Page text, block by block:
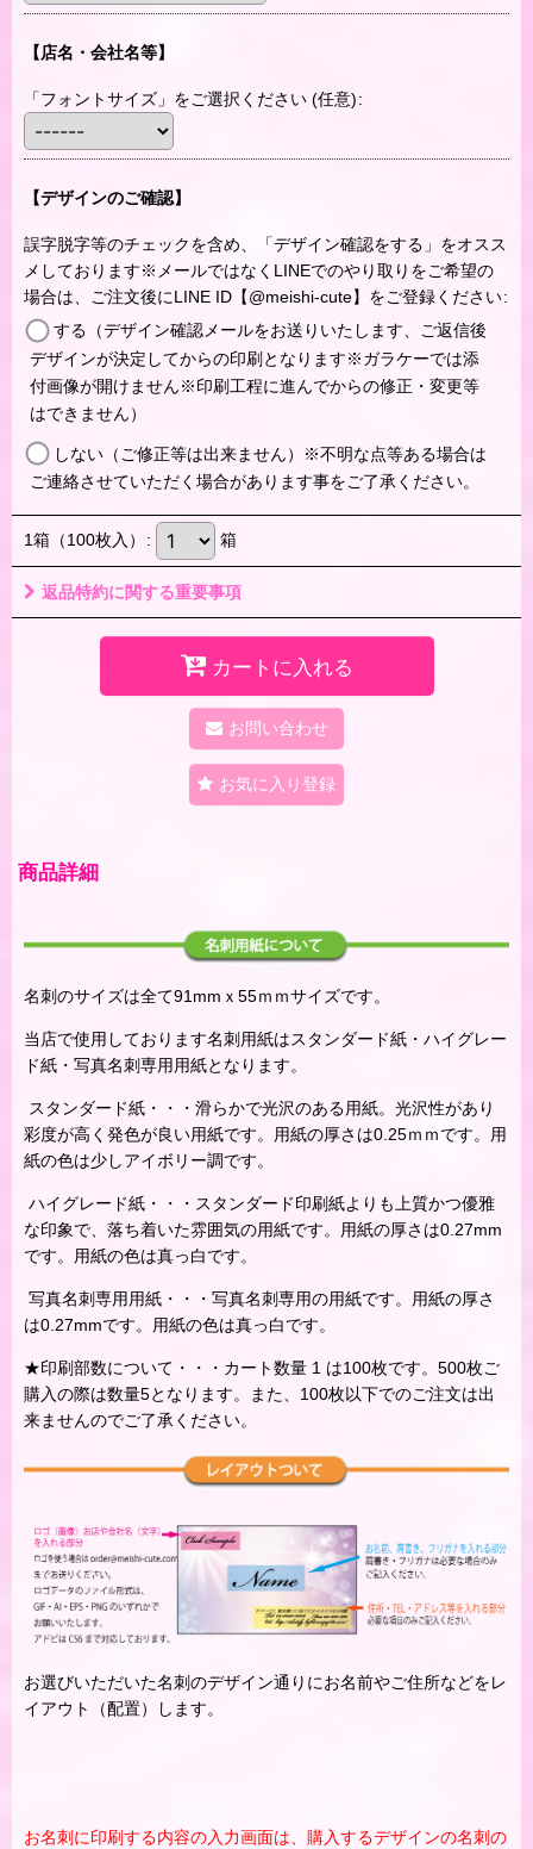
【店名・会社名等】
「フォントサイズ」をご選択ください (任意):
【デザインのご確認】
誤字脱字等のチェックを含め、「デザイン確認をする」をオスス
メしております※メールではなくLINEでのやり取りをご希望の
場合は、ご注文後にLINE ID【@meishi-cute】をご登録ください:
する（デザイン確認メールをお送りいたします、ご返信後
デザインが決定してからの印刷となります※ガラケーでは添
付画像が開けません※印刷工程に進んでからの修正・変更等
はできません）
しない（ご修正等は出来ません）※不明な点等ある場合は
ご連絡させていただく場合があります事をご了承ください。
1箱（100枚入） : 箱
返品特約に関する重要事項
カートに入れる
お問い合わせ
お気に入り登録
商品詳細
名刺のサイズは全て91mmｘ55ｍｍサイズです。
当店で使用しております名刺用紙はスタンダード紙・ハイグレー
ド紙・写真名刺専用用紙となります。
スタンダード紙・・・滑らかで光沢のある用紙。光沢性があり
彩度が高く発色が良い用紙です。用紙の厚さは0.25ｍｍです。用
紙の色は少しアイボリー調です。
ハイグレード紙・・・スタンダード印刷紙よりも上質かつ優雅
な印象で、落ち着いた雰囲気の用紙です。用紙の厚さは0.27mm
です。用紙の色は真っ白です。
写真名刺専用用紙・・・写真名刺専用の用紙です。用紙の厚さ
は0.27mmです。用紙の色は真っ白です。
★印刷部数について・・・カート数量 1 は100枚です。500枚ご
購入の際は数量5となります。また、100枚以下でのご注文は出
来ませんのでご了承ください。
お選びいただいた名刺のデザイン通りにお名前やご住所などをレ
イアウト（配置）します。
お名刺に印刷する内容の入力画面は、購入するデザインの名刺の